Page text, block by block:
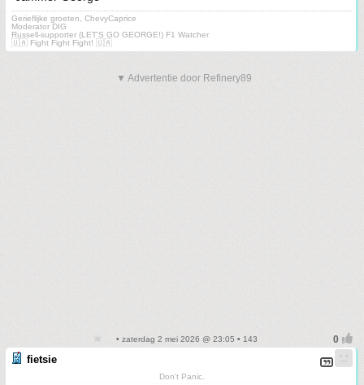
Gerieflijke groeten, ChevyCaprice
Moderator DIG
Russell-supporter (LET'S GO GEORGE!) F1 Watcher
🇺🇦 Fight Fight Fight! 🇺🇦
▼ Advertentie door Refinery89
• zaterdag 2 mei 2026 @ 23:05 • 143
fietsie
Don't Panic.